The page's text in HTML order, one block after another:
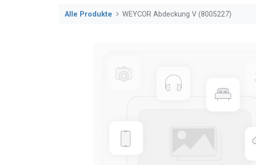
Alle Produkte WEYCOR Abdeckung V (8005227)